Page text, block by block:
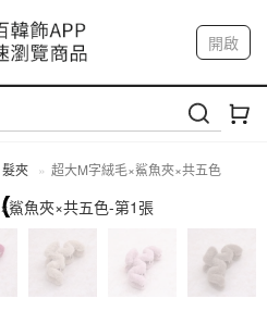
4-9/6 淡水捷運站
9/13 八里海巡基地
8/23 桃園青埔置地廣場
開啟
我的帳戶
髮夾 超大M字絨毛×鯊魚夾×共五色